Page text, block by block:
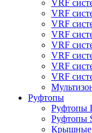
VRF
VRF
VRF
VRF
VRF
VRF
VRF
VRF
Руфтопы
Руфтопы
Руфтопы
Крышные